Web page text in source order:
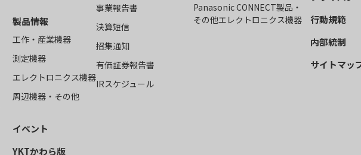
製品情報
工作・産業機器
測定機器
エレクトロニクス機器
周辺機器・その他
イベント
YKTかわら版
事業報告書
決算短信
招集通知
有価証券報告書
IRスケジュール
Panasonic CONNECT製品・
その他エレクトロニクス機器
行動規範
内部統制
サイトマッ